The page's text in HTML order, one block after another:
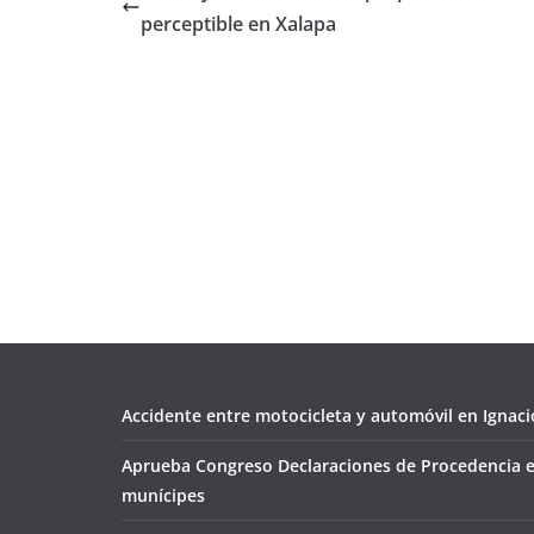
perceptible en Xalapa
Accidente entre motocicleta y automóvil en
Aprueba Congreso Declaraciones de Procedencia
munícipes